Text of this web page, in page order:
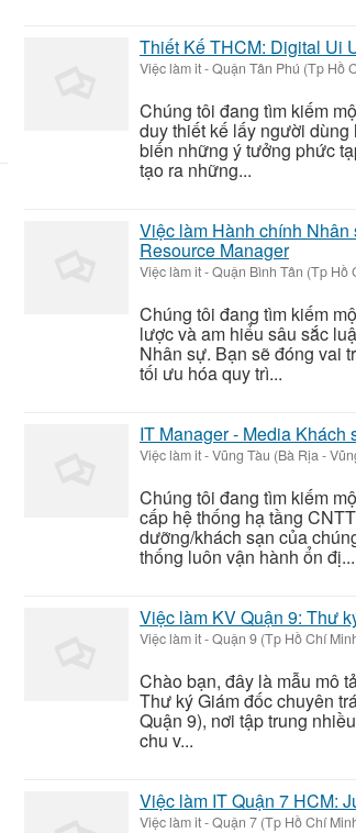
Thiết Kế THCM: Digital Ui
Việc làm it-Quận Tân Phú (Tp Hồ
Chúng tôi đang tìm kiếm
duy thiết kế lấy người
biến những ý tưởng phức
tạo ra những...
Việc làm Hành chính
Resource Manager
Việc làm it-Quận Bình Tân (Tp Hồ
Chúng tôi đang tìm kiếm
lược và am hiểu sâu sắc
Nhân sự. Bạn sẽ đóng vai
tối ưu hóa quy trì...
IT Manager - Media Khách
Việc làm it-Vũng Tàu (Bà Rịa -
Chúng tôi đang tìm kiếm
cấp hệ thống hạ tầng
dưỡng/khách sạn của
thống luôn vận hành ổn đị...
Việc làm KV Quận 9: Thư
Việc làm it-Quận 9 (Tp Hồ Chí
Chào bạn, đây là mẫu mô
Thư ký Giám đốc chuyên
Quận 9), nơi tập trung
chu v...
Việc làm IT Quận 7 HCM:
Việc làm it-Quận 7 (Tp Hồ Chí